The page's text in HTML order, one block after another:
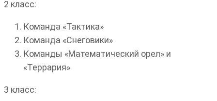
2 класс:
Команда «Тактика»
Команда «Снеговики»
Команды «Математический орел» и
«Террария»
3 класс: